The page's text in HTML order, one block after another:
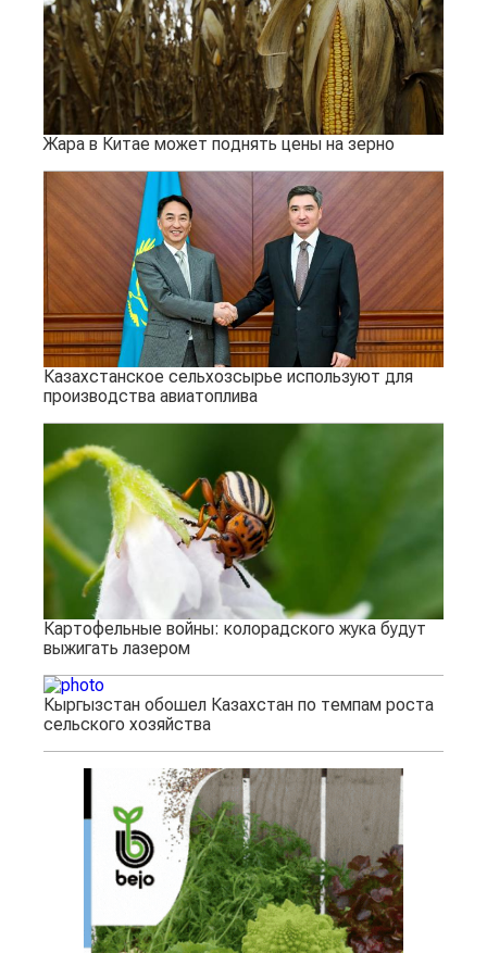
Жара в Китае может поднять цены на зерно
Казахстанское сельхозсырье используют для
производства авиатоплива
Картофельные войны: колорадского жука будут
выжигать лазером
Кыргызстан обошел Казахстан по темпам роста
сельского хозяйства